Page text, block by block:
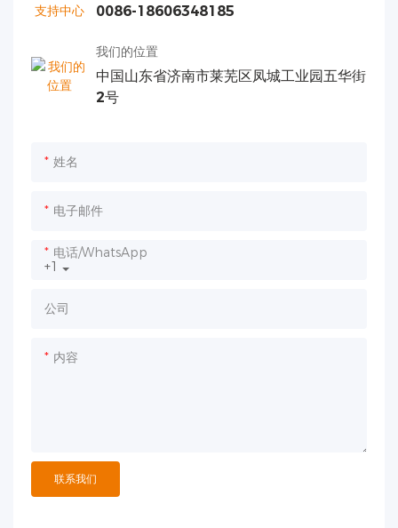
0086-18606348185
我们的位置
中国山东省济南市莱芜区凤城工业园五华街
2号
姓名
电子邮件
+1
电话/WhatsApp
公司
内容
联系我们